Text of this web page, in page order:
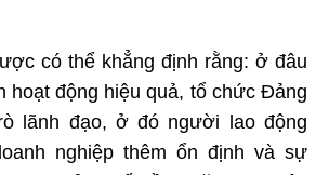
có thể khẳng định rằng: ở đâu
hoạt động hiệu quả, tổ chức Đảng
lãnh đạo, ở đó người lao động
nghiệp thêm ổn định và sự